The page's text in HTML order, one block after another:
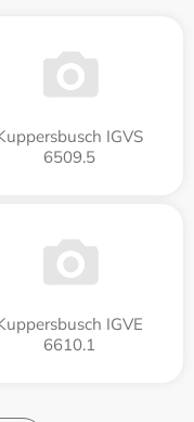
IGVS
6509.5
IGVE
6610.1